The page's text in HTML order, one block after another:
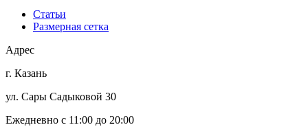
Статьи
Размерная сетка
Адрес
г. Казань
ул. Сары Садыковой 30
Ежедневно с 11:00 до 20:00